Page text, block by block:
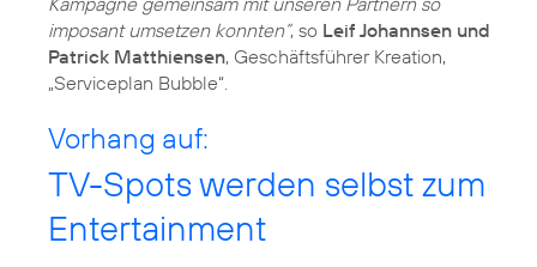
imposant umsetzen konnten“, so Leif Johannsen und
Patrick Matthiensen, Geschäftsführer Kreation,
„Serviceplan Bubble“.
Vorhang auf:
TV-Spots werden selbst zum
Entertainment